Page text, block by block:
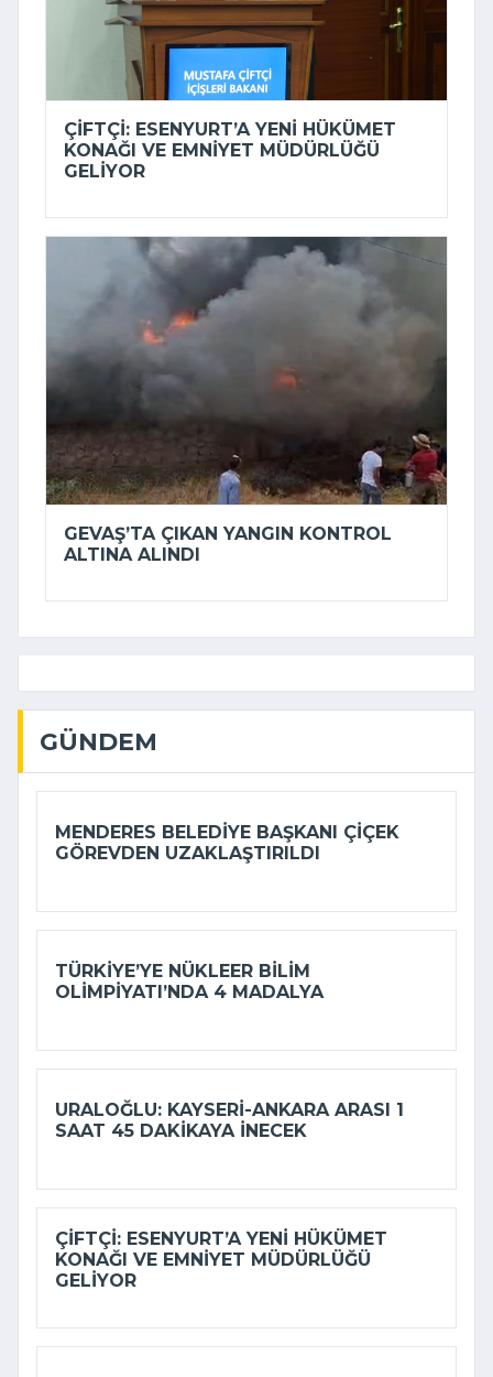
ÇIFTÇI: ESENYURT’A YENI HÜKÜMET
KONAĞI VE EMNIYET MÜDÜRLÜĞÜ
GELIYOR
GEVAŞ’TA ÇIKAN YANGIN KONTROL
ALTINA ALINDI
GÜNDEM
MENDERES BELEDIYE BAŞKANI ÇIÇEK
GÖREVDEN UZAKLAŞTIRILDI
TÜRKIYE’YE NÜKLEER BILIM
OLIMPIYATI’NDA 4 MADALYA
URALOĞLU: KAYSERI-ANKARA ARASI 1
SAAT 45 DAKIKAYA INECEK
ÇIFTÇI: ESENYURT’A YENI HÜKÜMET
KONAĞI VE EMNIYET MÜDÜRLÜĞÜ
GELIYOR